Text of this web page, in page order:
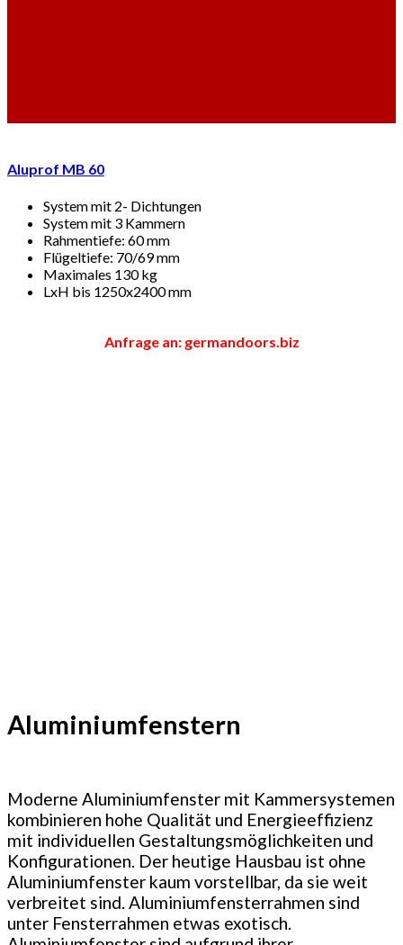
Aluprof MB 60
System mit 2- Dichtungen
System mit 3 Kammern
Rahmentiefe: 60 mm
Flügeltiefe: 70/69 mm
Maximales 130 kg
LxH bis 1250x2400 mm
Anfrage an: germandoors.biz
Aluminiumfenstern
Moderne Aluminiumfenster mit Kammersystemen
kombinieren hohe Qualität und Energieeffizienz
mit individuellen Gestaltungsmöglichkeiten und
Konfigurationen. Der heutige Hausbau ist ohne
Aluminiumfenster kaum vorstellbar, da sie weit
verbreitet sind. Aluminiumfensterrahmen sind
unter Fensterrahmen etwas exotisch.